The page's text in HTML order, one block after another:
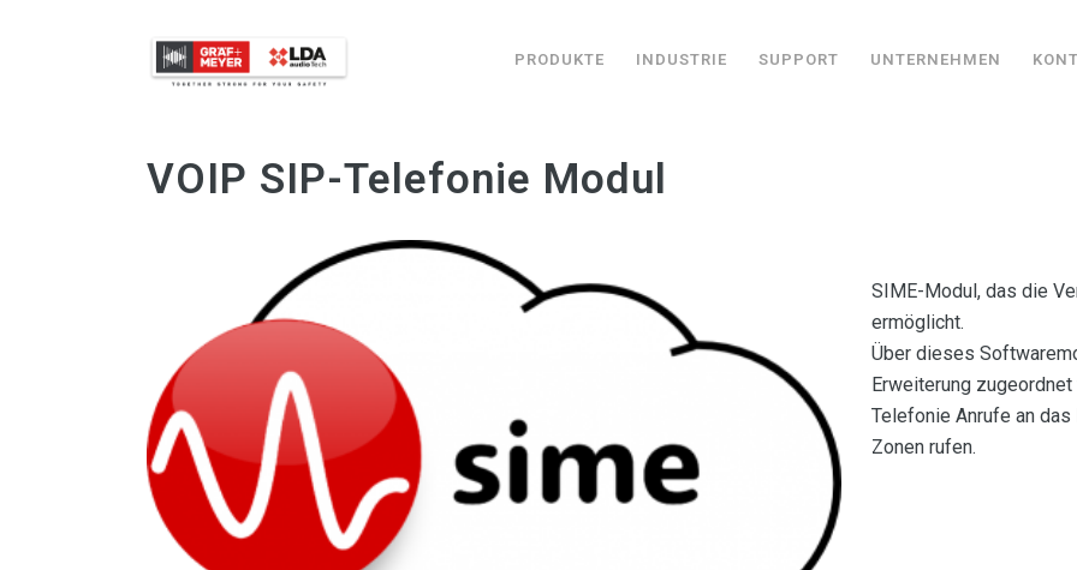
PRODUKTE INDUSTRIE SUPPORT UNTERNEHMEN
VOIP SIP-Telefonie Modul
SIME-Modul, das die
ermöglicht.
Über dieses
Erweiterung
Telefonie Anrufe an
Zonen rufen.